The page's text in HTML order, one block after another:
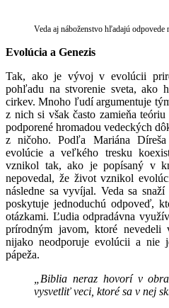
Veda aj náboženstvo hľadajú odpovede
Evolúcia a Genezis
Tak, ako je vývoj v evolúcii
pohľadu na stvorenie sveta, ako
cirkev. Mnoho ľudí argumentuje
z nich si však často zamieňa
podporené hromadou vedeckých
z ničoho. Podľa Mariána
evolúcie a veľkého tresku
vznikol tak, ako je popísaný v
nepovedal, že život vznikol
následne sa vyvíjal. Veda sa
poskytuje jednoduchú odpoveď,
otázkami. Ľudia odpradávna
prírodným javom, ktoré
nijako neodporuje evolúcii a nie
pápeža.
„Biblia neraz hovorí v
vysvetliť veci, ktoré sa v nej